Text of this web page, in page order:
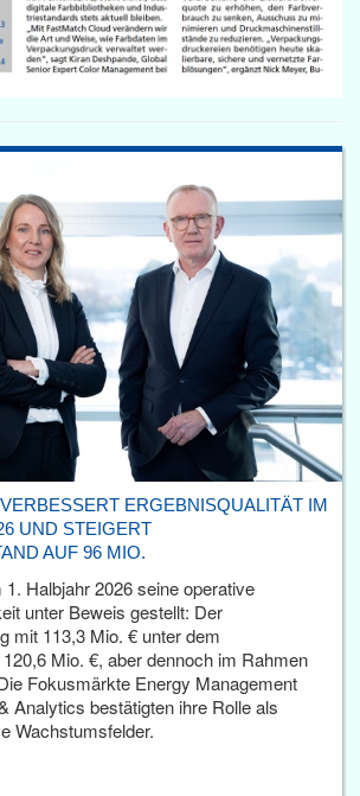
ERGEBNISQUALITÄT IM
UND STEIGERT
AUF 96 MIO.
Halbjahr 2026 seine operative
unter Beweis gestellt: Der
mit 113,3 Mio. € unter dem
Mio. €, aber dennoch im Rahmen
Fokusmärkte Energy Management
Analytics bestätigten ihre Rolle als
Wachstumsfelder.